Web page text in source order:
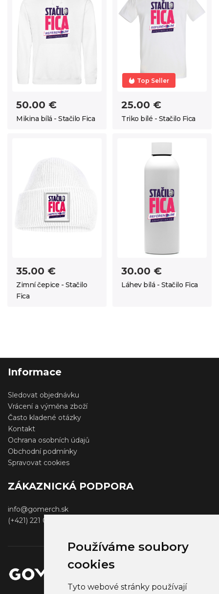
Používáme soubory
cookies
Tyto webové stránky používají
50.00 €
Mikina bílá - Stačilo Fica
Top Seller
25.00 €
Triko bílé - Stačilo Fica
35.00 €
Zimní čepice - Stačilo
Fica
30.00 €
Láhev bílá - Stačilo Fica
Informace
Sledovat objednávku
Vrácení a výměna zboží
Často kladené otázky
Kontakt
Ochrana osobních údajů
Obchodní podmínky
Spravovat cookies
ZÁKAZNICKÁ PODPORA
info@gomerch.sk
(+421) 221 001 000